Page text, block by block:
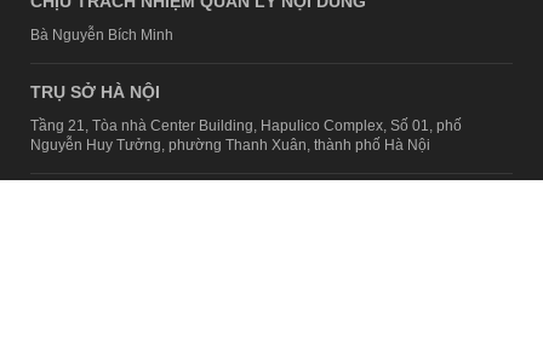
Bà Nguyễn Bích Minh
TRỤ SỞ HÀ NỘI
Tầng 21, Tòa nhà Center Building, Hapulico Complex, Số 01, phố
Nguyễn Huy Tưởng, phường Thanh Xuân, thành phố Hà Nội